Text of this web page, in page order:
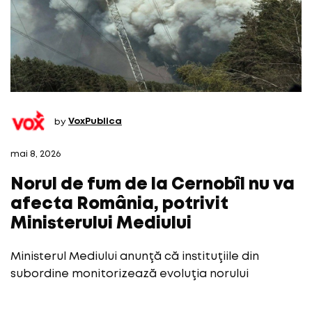
by VoxPublica
mai 8, 2026
Norul de fum de la Cernobîl nu va
afecta România, potrivit
Ministerului Mediului
Ministerul Mediului anunţă că instituţiile din
subordine monitorizează evoluţia norului